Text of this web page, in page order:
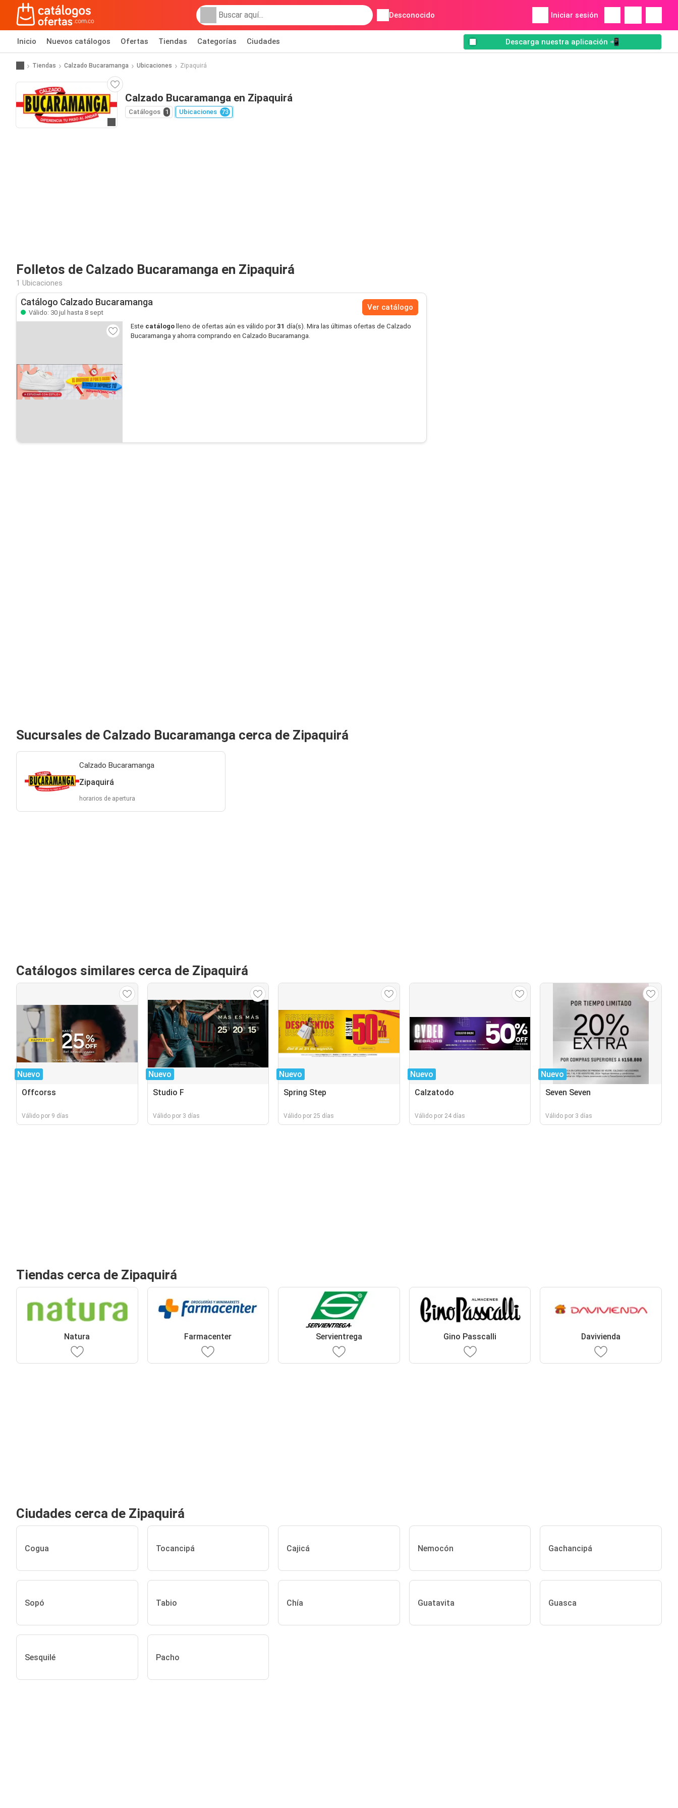
Desconocido Iniciar sesión
Inicio Nuevos catálogos Ofertas Tiendas Categorías Ciudades Descarga nuestra aplicación 📲
Tiendas Calzado Bucaramanga Ubicaciones Zipaquirá
Calzado Bucaramanga en Zipaquirá
Catálogos 1 Ubicaciones 73
Folletos de Calzado Bucaramanga en Zipaquirá
1 Ubicaciones
Catálogo Calzado Bucaramanga
Válido: 30 jul hasta 8 sept
Ver catálogo
Este catálogo lleno de ofertas aún es válido por31 día(s). Mira las últimas ofertas de Calzado
Bucaramanga y ahorra comprando en Calzado Bucaramanga.
Sucursales de Calzado Bucaramanga cerca de Zipaquirá
Calzado Bucaramanga
Zipaquirá
horarios de apertura
Catálogos similares cerca de Zipaquirá
Nuevo
Offcorss
Válido por 9 días
Nuevo
Studio F
Válido por 3 días
Nuevo
Spring Step
Válido por 25 días
Nuevo
Calzatodo
Válido por 24 días
Nuevo
Seven Seven
Válido por 3 días
Tiendas cerca de Zipaquirá
Natura Farmacenter Servientrega Gino Passcalli Davivienda
Ciudades cerca de Zipaquirá
Cogua Tocancipá Cajicá Nemocón Gachancipá
Sopó Tabio Chía Guatavita Guasca
Sesquilé Pacho